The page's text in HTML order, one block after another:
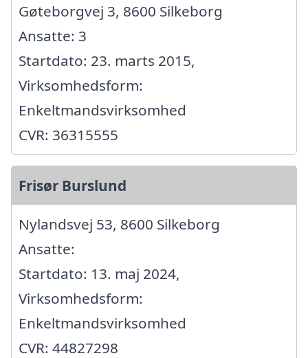
Gøteborgvej 3, 8600 Silkeborg
Ansatte: 3
Startdato: 23. marts 2015,
Virksomhedsform:
Enkeltmandsvirksomhed
CVR: 36315555
Frisør Burslund
Nylandsvej 53, 8600 Silkeborg
Ansatte:
Startdato: 13. maj 2024,
Virksomhedsform:
Enkeltmandsvirksomhed
CVR: 44827298